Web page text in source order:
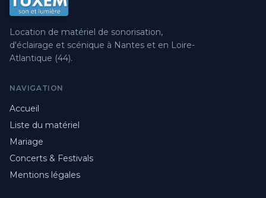
Location de matériel de sonorisation,
d'éclairage et scénique à Nantes et en Loire-
Atlantique (44).
NAVIGATION
Accueil
Liste du matériel
Mariage
Concerts & Festivals
Mentions légales